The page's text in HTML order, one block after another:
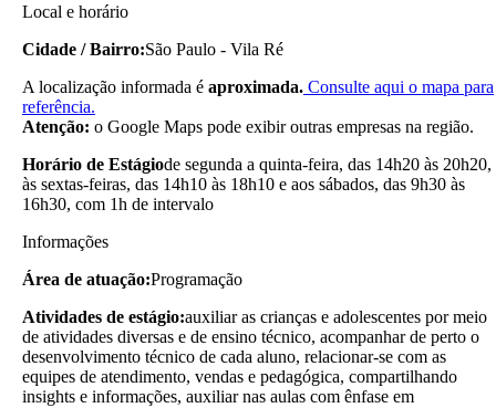
Local e horário
Cidade / Bairro:São Paulo - Vila Ré
A localização informada é aproximada. Consulte aqui o mapa para
referência.
Atenção: o Google Maps pode exibir outras empresas na região.
Horário de Estágiode segunda a quinta-feira, das 14h20 às 20h20,
às sextas-feiras, das 14h10 às 18h10 e aos sábados, das 9h30 às
16h30, com 1h de intervalo
Informações
Área de atuação:Programação
Atividades de estágio:auxiliar as crianças e adolescentes por meio
de atividades diversas e de ensino técnico, acompanhar de perto o
desenvolvimento técnico de cada aluno, relacionar-se com as
equipes de atendimento, vendas e pedagógica, compartilhando
insights e informações, auxiliar nas aulas com ênfase em